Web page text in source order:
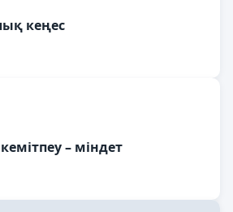
кеңес
– міндет